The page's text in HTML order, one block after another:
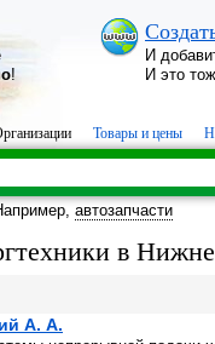
!
И
И это
Товары и цены
автозапчасти
в
А. А.